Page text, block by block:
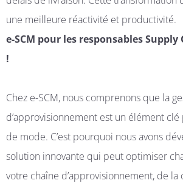
une meilleure réactivité et productivité.
e-SCM pour les responsables
!
Chez e-SCM, nous comprenons que la
d’approvisionnement est un élément
de mode. C’est pourquoi nous avons
solution innovante qui peut optimiser
votre chaîne d’approvisionnement, de la